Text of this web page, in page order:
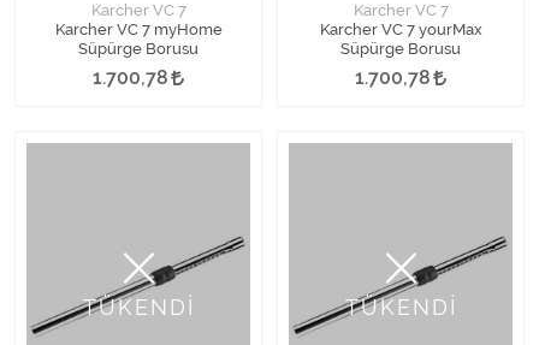
Karcher VC 7
Karcher VC 7 myHome
Süpürge Borusu
1.700,78
Karcher VC 7
Karcher VC 7 yourMax
Süpürge Borusu
1.700,78
TÜKENDİ TÜKENDİ